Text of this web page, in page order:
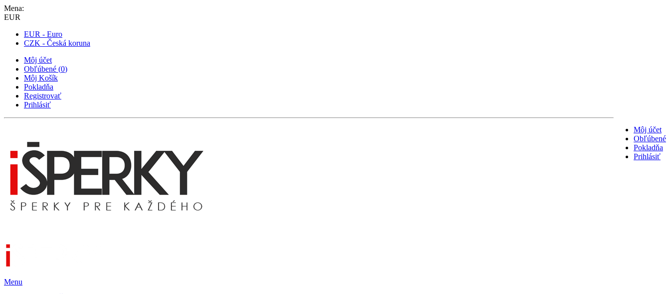
Mena:
EUR
EUR - Euro
CZK - Česká koruna
Môj účet
Obľúbené (0)
Môj Košík
Pokladňa
Registrovať
Prihlásiť
Môj účet
Obľúbené
Pokladňa
Prihlásiť
Menu